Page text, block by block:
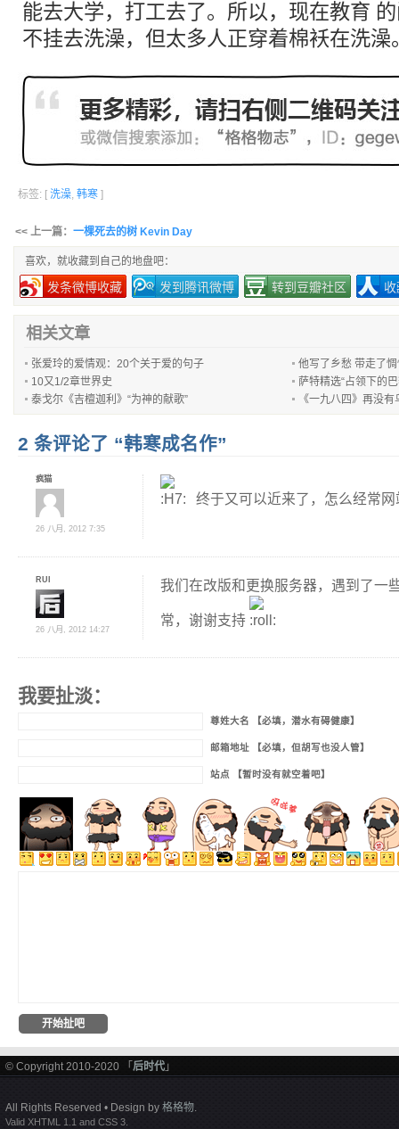
能去大学，打工去了。所以，现在教育
不挂去洗澡，但太多人正穿着棉袄在洗澡
标签: [ 洗澡, 韩寒 ]
<< 上一篇： 一棵死去的树 Kevin Day
喜欢，就收藏到自己的地盘吧：
发条微博收藏 发到腾讯微博 转到豆瓣社区
相关文章
张爱玲的爱情观：20个关于爱的句子
他写了乡愁 带走了
10又1/2章世界史
萨特精选“占领下的巴
泰戈尔《吉檀迦利》“为神的献歌”
《一九八四》再没有
2 条评论了 “韩寒成名作”
疯猫
26 八月, 2012 7:35
终于又可以近来了，怎么经常
RUI
26 八月, 2012 14:27
我们在改版和更换服务器，遇到了一
常，谢谢支持
我要扯淡：
尊姓大名 【必填，潜水有碍健康】
邮箱地址 【必填，但胡写也没人管】
站点 【暂时没有就空着吧】
© Copyright 2010-2020 「 后时代 」
All Rights Reserved • Design by 格格物.
Valid XHTML 1.1 and CSS 3.